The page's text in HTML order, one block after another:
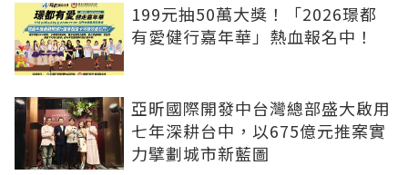
199元抽50萬大獎！「2026璟都
有愛健行嘉年華」熱血報名中！
亞昕國際開發中台灣總部盛大啟用
七年深耕台中，以675億元推案實
力擘劃城市新藍圖